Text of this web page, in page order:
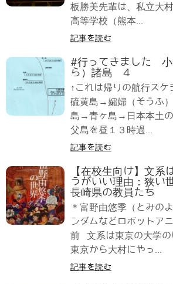
板勝美先輩は、私立大
高等学校（熊本...
記事を読む
#行ってきました 小
ら）諸島 4
↑これは帰りの航行ス
硫黄島→孀婦（そうふ
島→青ヶ島→日本本土の
父島を昼１３時過...
記事を読む
【在校生向け】文系
うがいい理由：狭い
長崎県の教員たち
＊富野由悠季（とみの
ンダムなどロボットア
前 文系は東京の大学の
東京から大村にやっ...
記事を読む